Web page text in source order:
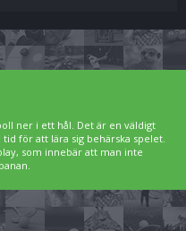
ner i ett hål. Det är en väldigt
för att lära sig behärska spelet.
som innebär att man inte